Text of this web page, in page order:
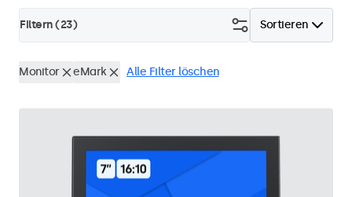
Sortieren
Filtern (23)
Monitor eMark Alle Filter löschen